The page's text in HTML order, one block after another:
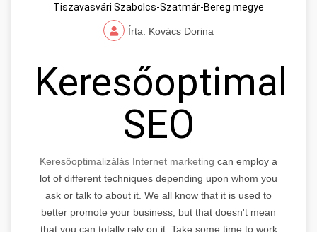
Tiszavasvári Szabolcs-Szatmár-Bereg megye
Írta: Kovács Dorina
SEO
Keresőoptimalizálás Internet marketing can employ a
lot of different techniques depending upon whom you
ask or talk to about it. We all know that it is used to
better promote your business, but that doesn't mean
that you can totally rely on it. Take some time to work